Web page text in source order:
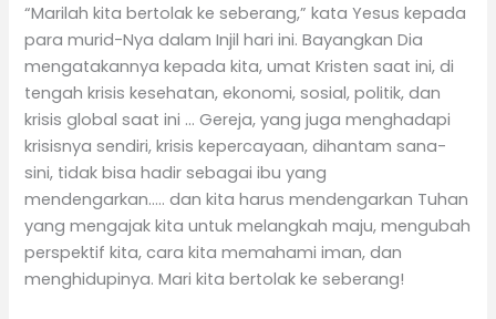
“Marilah kita bertolak ke seberang,” kata Yesus kepada
para murid-Nya dalam Injil hari ini. Bayangkan Dia
mengatakannya kepada kita, umat Kristen saat ini, di
tengah krisis kesehatan, ekonomi, sosial, politik, dan
krisis global saat ini … Gereja, yang juga menghadapi
krisisnya sendiri, krisis kepercayaan, dihantam sana-
sini, tidak bisa hadir sebagai ibu yang
mendengarkan….. dan kita harus mendengarkan Tuhan
yang mengajak kita untuk melangkah maju, mengubah
perspektif kita, cara kita memahami iman, dan
menghidupinya. Mari kita bertolak ke seberang!